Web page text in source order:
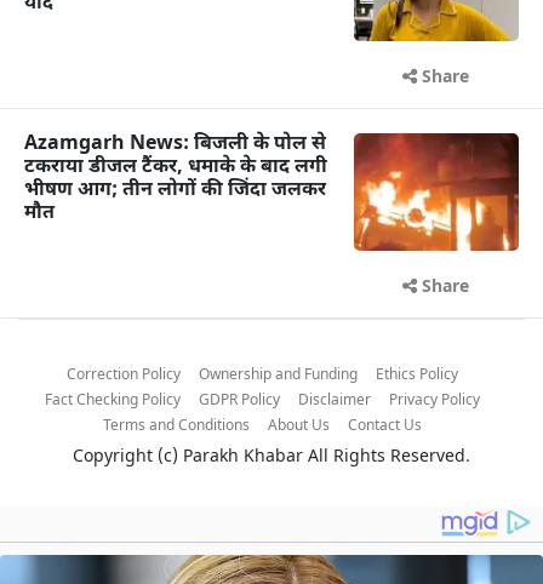
Share
Azamgarh News: बिजली के पोल से
टकराया डीजल टैंकर, धमाके के बाद लगी
भीषण आग; तीन लोगों की जिंदा जलकर
मौत
Share
Correction Policy Ownership and Funding
Ethics Policy
Fact Checking Policy
GDPR Policy Disclaimer
Privacy Policy
Terms and Conditions
About Us Contact Us
Copyright (c) Parakh Khabar All Rights Reserved.